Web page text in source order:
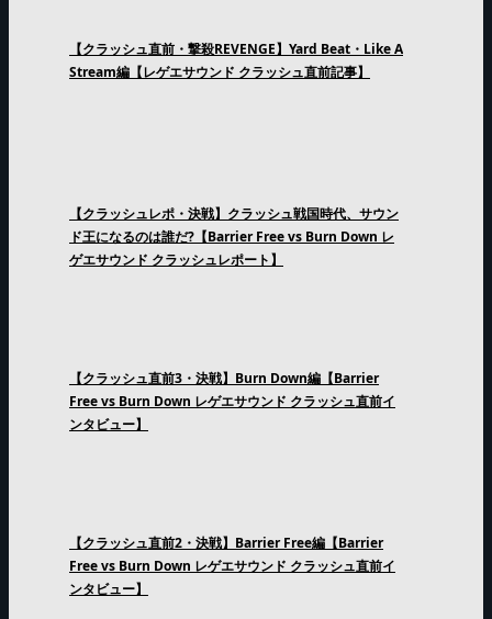
【クラッシュ直前・撃殺REVENGE】Yard Beat・Like A
Stream編【レゲエサウンド クラッシュ直前記事】
【クラッシュレポ・決戦】クラッシュ戦国時代、サウン
ド王になるのは誰だ?【Barrier Free vs Burn Down レ
ゲエサウンド クラッシュレポート】
【クラッシュ直前3・決戦】Burn Down編【Barrier
Free vs Burn Down レゲエサウンド クラッシュ直前イ
ンタビュー】
【クラッシュ直前2・決戦】Barrier Free編【Barrier
Free vs Burn Down レゲエサウンド クラッシュ直前イ
ンタビュー】